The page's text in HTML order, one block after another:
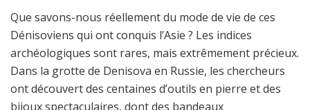
Que savons-nous réellement du mode de vie de ces
Dénisoviens qui ont conquis l’Asie ? Les indices
archéologiques sont rares, mais extrêmement précieux.
Dans la grotte de Denisova en Russie, les chercheurs
ont découvert des centaines d’outils en pierre et des
bijoux spectaculaires, dont des bandeaux